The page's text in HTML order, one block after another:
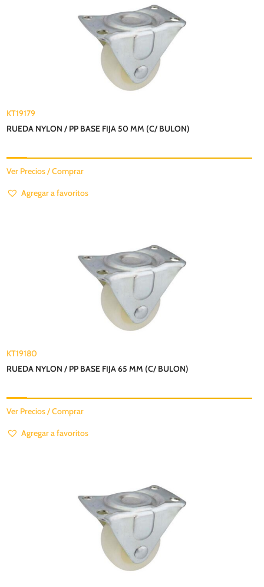
KT19179
RUEDA NYLON / PP BASE FIJA 50 MM (C/ BULON)
Ver Precios / Comprar
Agregar a favoritos
KT19180
RUEDA NYLON / PP BASE FIJA 65 MM (C/ BULON)
Ver Precios / Comprar
Agregar a favoritos